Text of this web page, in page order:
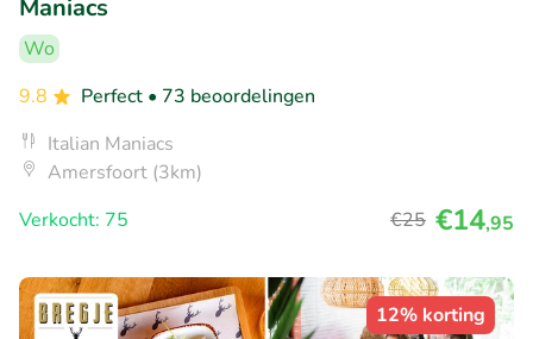
Maniacs
Wo
9.8
Perfect • 73 beoordelingen
Italian Maniacs
Amersfoort (3km)
Verkocht: 75
€25 €14,95
12% korting